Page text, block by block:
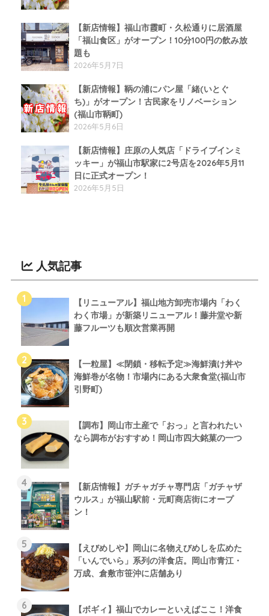
【新店情報】福山市霞町・久松通りに居酒屋
「福山食区」がオープン！10分100円の飲み放
題も
2026年5月7日
【新店情報】鞆の浦にパン屋「緒(いとぐ
ち)」がオープン！古民家をリノベーション
(福山市鞆町)
2026年5月6日
【新店情報】庄原の人気店「ドライブインミ
ッキー」が福山市駅家に2号店を2026年5月11
日に正式オープン！
2026年5月5日
人気記事
【リニューアル】福山地方卸売市場内「わく
わく市場」が新築リニューアル！藤井堂や新
藤フルーツも順次営業再開
【一粒屋】≪閉鎖・移転予定≫海鮮漬け丼や
海鮮巻が名物！市場内にある大衆食堂(福山市
引野町)
【調布】岡山市土産で「おっ」と言われたい
なら調布がおすすめ！岡山市四大銘菓の一つ
【新店情報】ガチャガチャ専門店「ガチャザ
ウルス」が福山駅前・元町商店街にオープ
ン！
【えびめしや】岡山に名物えびめしを広めた
「いんでいら」系列の洋食店。岡山市青江・
万成、倉敷市笹沖に店舗あり
【ボギィ】福山でカレーといえばここ！洋食